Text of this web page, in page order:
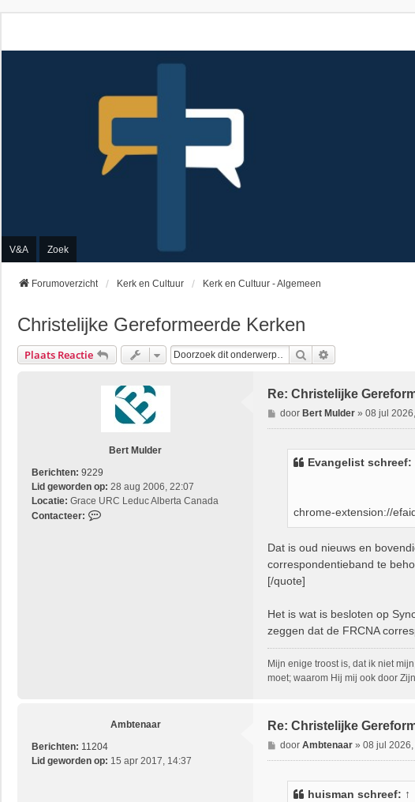
V&A Zoek
Forumoverzicht Kerk en Cultuur Kerk en Cultuur - Algemeen
Christelijke Gereformeerde Kerken
Plaats Reactie Zoek
Bert Mulder
Berichten: 9229
Lid geworden op: 28 aug 2006, 22:07
Locatie: Grace URC Leduc Alberta Canada
Contacteer:
l
d
Re: Christelijke
B
e
door Bert Mulder» 08 jul
Evangelist schreef:
chrome-extension://
Dat is oud nieuws en
correspondentieband te
[/quote]
Het is wat is besloten op
zeggen dat de FRCNA
Mijn enige troost is, dat ik niet
moet; waarom Hij mij ook door
Ambtenaar
Berichten: 11204
Lid geworden op: 15 apr 2017, 14:37
Re: Christelijke
B
e
door Ambtenaar» 08 jul
huisman schreef: ↑